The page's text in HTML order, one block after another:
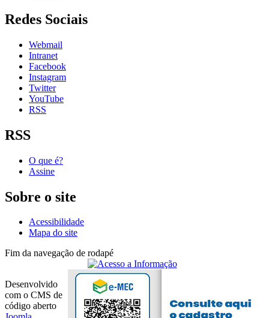
Redes Sociais
Webmail
Intranet
Facebook
Instagram
Twitter
YouTube
RSS
RSS
O que é?
Assine
Sobre o site
Acessibilidade
Mapa do site
Fim da navegação de rodapé
Desenvolvido
com o CMS de
código aberto